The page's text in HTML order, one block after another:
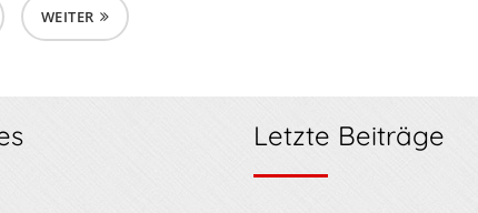
WEITER
Letzte Beiträge